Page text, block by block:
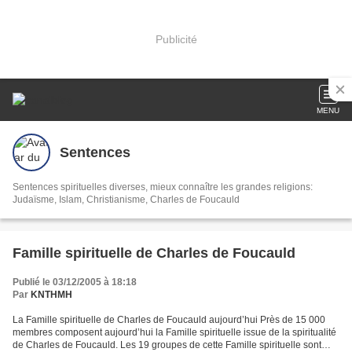
Publicité
MENU
Sentences
Sentences spirituelles diverses, mieux connaître les grandes religions:
Judaïsme, Islam, Christianisme, Charles de Foucauld
Famille spirituelle de Charles de Foucauld
Publié le 03/12/2005 à 18:18
Par KNTHMH
La Famille spirituelle de Charles de Foucauld aujourd’hui Près de 15 000
membres composent aujourd’hui la Famille spirituelle issue de la spiritualité
de Charles de Foucauld. Les 19 groupes de cette Famille spirituelle sont